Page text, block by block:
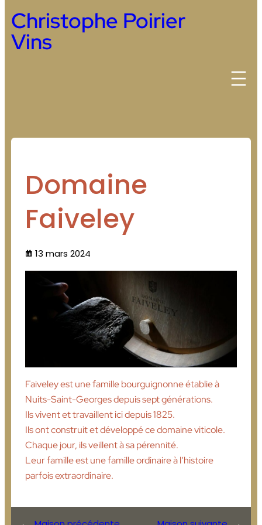
Christophe Poirier
Vins
Domaine
Faiveley
13 mars 2024
Faiveley est une famille bourguignonne établie à
Nuits-Saint-Georges depuis sept générations.
Ils vivent et travaillent ici depuis 1825.
Ils ont construit et développé ce domaine viticole.
Chaque jour, ils veillent à sa pérennité.
Leur famille est une famille ordinaire à l’histoire
parfois extraordinaire.